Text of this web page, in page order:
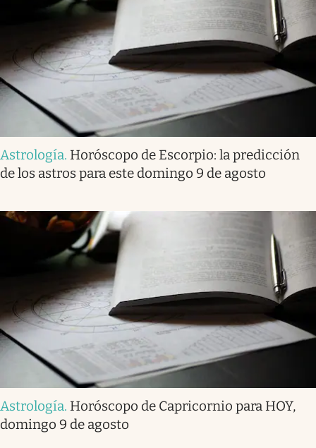
Astrología. Horóscopo de Escorpio: la predicción
de los astros para este domingo 9 de agosto
Astrología. Horóscopo de Capricornio para HOY,
domingo 9 de agosto